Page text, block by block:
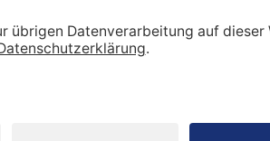
an Mineralstoffen
Bedarf an Nährstoffen wie
oder Magnesium sind in diesem